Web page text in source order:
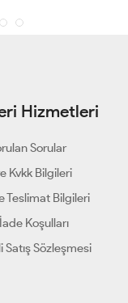
Hizmetleri
Sorular
Kvkk Bilgileri
Teslimat Bilgileri
Koşulları
Satış Sözleşmesi